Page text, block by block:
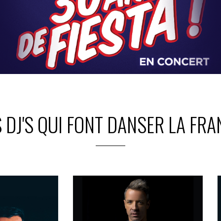
DJ'S QUI FONT DANSER LA